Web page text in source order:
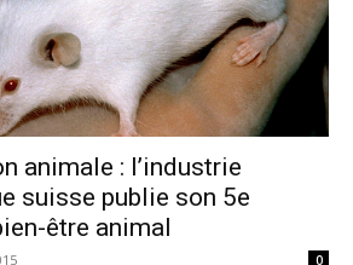
animale : l’industrie
suisse publie son 5e
être animal
0